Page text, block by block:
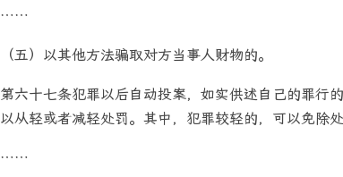
……
（五）以其他方法骗取对方当事人财物的。
第六十七条犯罪以后自动投案，如实供述自己的罪行
以从轻或者减轻处罚。其中，犯罪较轻的，可以免除处
……